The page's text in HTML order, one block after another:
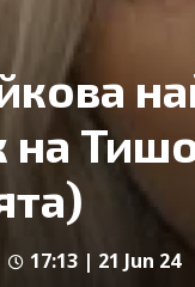
на
17:13 | 21 Jun 24